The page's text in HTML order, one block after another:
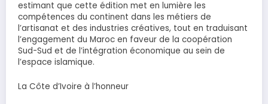
estimant que cette édition met en lumière les
compétences du continent dans les métiers de
l’artisanat et des industries créatives, tout en traduisant
l’engagement du Maroc en faveur de la coopération
Sud-Sud et de l’intégration économique au sein de
l’espace islamique.
La Côte d’Ivoire à l’honneur